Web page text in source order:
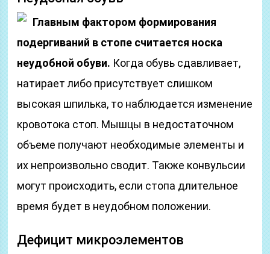
Главным фактором формирования
подергиваний в стопе считается носка
неудобной обуви. Когда обувь сдавливает,
натирает либо присутствует слишком
высокая шпилька, то наблюдается изменение
кровотока стоп. Мышцы в недостаточном
объеме получают необходимые элементы и
их непроизвольно сводит. Также конвульсии
могут происходить, если стопа длительное
время будет в неудобном положении.
Дефицит микроэлементов